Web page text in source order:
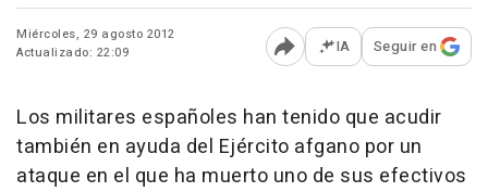
Miércoles, 29 agosto 2012
Actualizado: 22:09
Abrir opciones para
IA Seguir en
Los militares españoles han tenido que acudir
también en ayuda del Ejército afgano por un
ataque en el que ha muerto uno de sus efectivos